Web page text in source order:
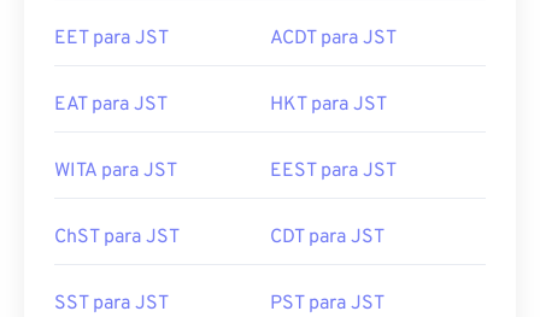
EET para JST ACDT para JST
EAT para JST HKT para JST
WITA para JST EEST para JST
ChST para JST CDT para JST
SST para JST PST para JST